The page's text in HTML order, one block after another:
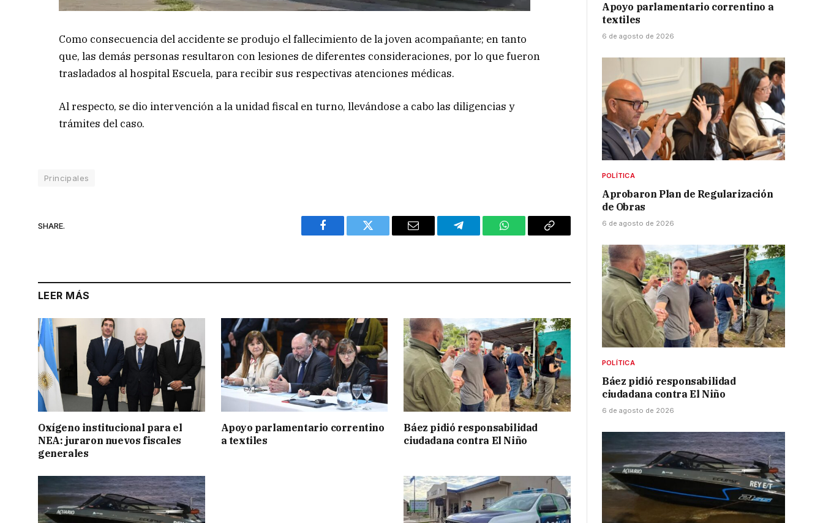
Como consecuencia del accidente se produjo el fallecimiento de la joven acompañante; en tanto
que, las demás personas resultaron con lesiones de diferentes consideraciones, por lo que fueron
trasladados al hospital Escuela, para recibir sus respectivas atenciones médicas.
Al respecto, se dio intervención a la unidad fiscal en turno, llevándose a cabo las diligencias y
trámites del caso.
Principales
SHARE.
Facebook Twitter Email Telegram WhatsAppCopy
LEER MÁS
Oxígeno institucional para el
NEA: juraron nuevos fiscales
generales
Apoyo parlamentario correntino
a textiles
Báez pidió responsabilidad
ciudadana contra El Niño
Apoyo parlamentario correntino a
textiles
6 de agosto de 2026
POLÍTICA
Aprobaron Plan de Regularización
de Obras
6 de agosto de 2026
POLÍTICA
Báez pidió responsabilidad
ciudadana contra El Niño
6 de agosto de 2026